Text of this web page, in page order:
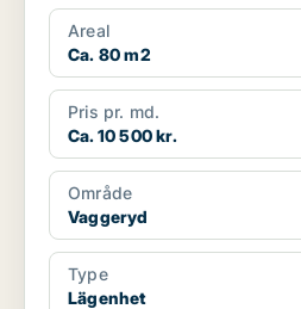
Areal
Ca. 80 m2
Pris pr. md.
Ca. 10 500 kr.
Område
Vaggeryd
Type
Lägenhet